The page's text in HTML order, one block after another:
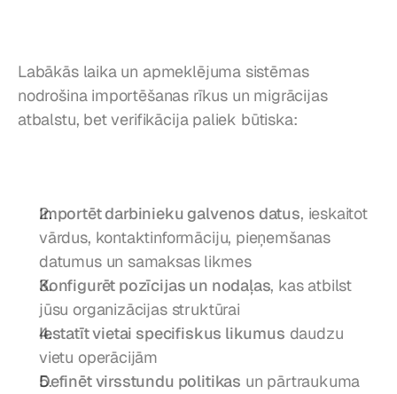
Labākās laika un apmeklējuma sistēmas
nodrošina importēšanas rīkus un migrācijas
atbalstu, bet verifikācija paliek būtiska:
Importēt darbinieku galvenos datus, ieskaitot
vārdus, kontaktinformāciju, pieņemšanas
datumus un samaksas likmes
Konfigurēt pozīcijas un nodaļas, kas atbilst
jūsu organizācijas struktūrai
Iestatīt vietai specifiskus likumus daudzu
vietu operācijām
Definēt virsstundu politikas un pārtraukuma